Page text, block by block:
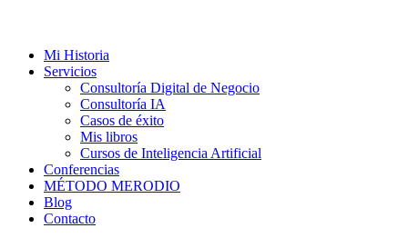
Mi Historia
Servicios
Consultoría Digital de Negocio
Consultoría IA
Casos de éxito
Mis libros
Cursos de Inteligencia Artificial
Conferencias
MÉTODO MERODIO
Blog
Contacto